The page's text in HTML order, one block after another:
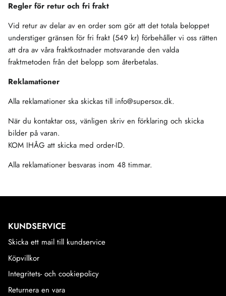
Regler för retur och fri frakt
Vid retur av delar av en order som gör att det totala beloppet
understiger gränsen för fri frakt (549 kr) förbehåller vi oss rätten
att dra av våra fraktkostnader motsvarande den valda
fraktmetoden från det belopp som återbetalas.
Reklamationer
Alla reklamationer ska skickas till info@supersox.dk.
När du kontaktar oss, vänligen skriv en förklaring och skicka
bilder på varan.
KOM IHÅG att skicka med order-ID.
Alla reklamationer besvaras inom 48 timmar.
KUNDSERVICE
Skicka ett mail till kundservice
Köpvillkor
Integritets- och cookiepolicy
Returnera en vara